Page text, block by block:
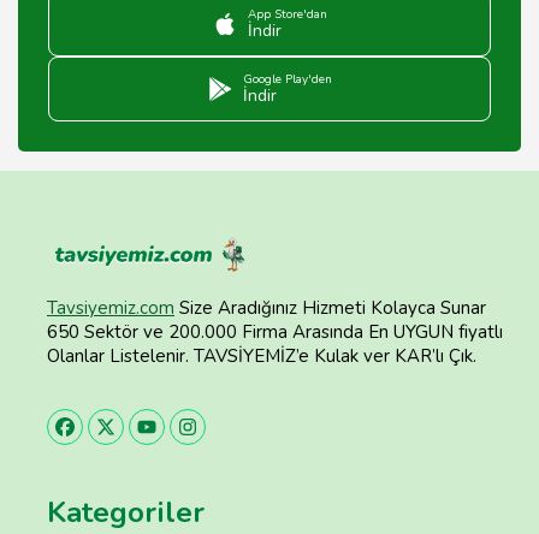
App Store'dan
İndir
Google Play'den
İndir
Tavsiyemiz.com Size Aradığınız Hizmeti Kolayca Sunar
650 Sektör ve 200.000 Firma Arasında En UYGUN fiyatlı
Olanlar Listelenir. TAVSİYEMİZ’e Kulak ver KAR’lı Çık.
Kategoriler